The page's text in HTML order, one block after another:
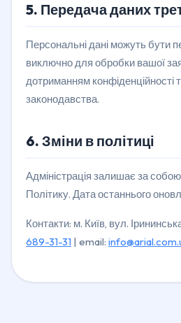
5. Передача даних
Персональні дані можуть бути
виключно для обробки вашої
дотриманням конфіденційності
законодавства.
6. Зміни в політиці
Адміністрація залишає за
Політику. Дата останнього
Контакти: м. Київ, вул.
689-31-31 | email: